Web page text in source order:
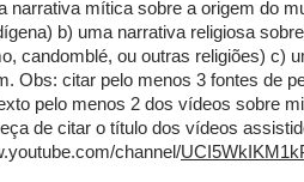
narrativa mítica sobre a origem do
b) uma narrativa religiosa
candomblé, ou outras religiões) c)
Obs: citar pelo menos 3 fontes de
pelo menos 2 dos vídeos sobre
de citar o título dos vídeos
channel/